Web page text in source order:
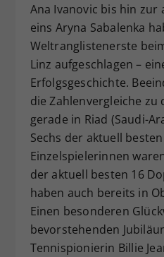
Ana Ivanovic bis hin
eins Aryna Sabalenka
Weltranglistenerste
Linz aufgeschlagen –
Erfolgsgeschichte.
die Zahlenvergleiche zu
gerade in Riad (Saudi-
Sechs der aktuell
Einzelspielerinnen
der aktuell besten 16
haben auch bereits in
Einen besonderen
bevorstehenden
Tennispionierin Billie